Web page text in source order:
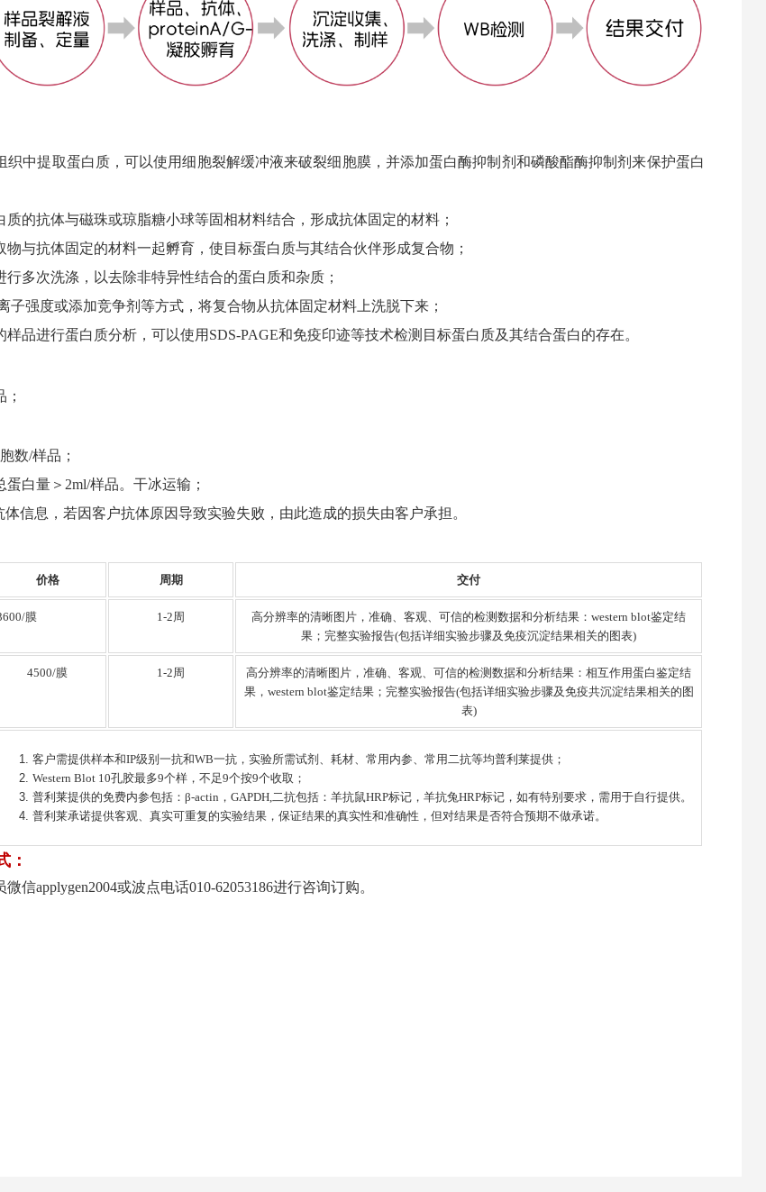
织中提取蛋白质，可以使用细胞裂解缓冲液来破裂细胞膜，并添加蛋白酶抑制剂和磷酸酯酶抑制剂来保护蛋白
质的抗体与磁珠或琼脂糖小球等固相材料结合，形成抗体固定的材料；
物与抗体固定的材料一起孵育，使目标蛋白质与其结合伙伴形成复合物；
行多次洗涤，以去除非特异性结合的蛋白质和杂质；
子强度或添加竞争剂等方式，将复合物从抗体固定材料上洗脱下来；
样品进行蛋白质分析，可以使用SDS-PAGE和免疫印迹等技术检测目标蛋白质及其结合蛋白的存在。
数/样品；
白量＞2ml/样品。干冰运输；
体信息，若因客户抗体原因导致实验失败，由此造成的损失由客户承担。
价格 周期 交付
膜 1-2周
高分辨率的清晰图片，准确、客观、可信的检测数据和分析结果：western blot鉴定结
果；完整实验报告(包括详细实验步骤及免疫沉淀结果相关的图表)
4500/膜 1-2周
高分辨率的清晰图片，准确、客观、可信的检测数据和分析结果：相互作用蛋白鉴定结
果，western blot鉴定结果；完整实验报告(包括详细实验步骤及免疫共沉淀结果相关的图
表)
客户需提供样本和IP级别一抗和WB一抗，实验所需试剂、耗材、常用内参、常用二抗等均普利莱提供；
Western Blot 10孔胶最多9个样，不足9个按9个收取；
普利莱提供的免费内参包括：β-actin，GAPDH,二抗包括：羊抗鼠HRP标记，羊抗兔HRP标记，如有特别要求，需用于自行提供。
普利莱承诺提供客观、真实可重复的实验结果，保证结果的真实性和准确性，但对结果是否符合预期不做承诺。
：
信applygen2004或波点电话010-62053186进行咨询订购。